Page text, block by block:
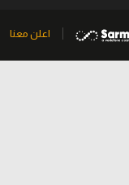
اعلن معنا